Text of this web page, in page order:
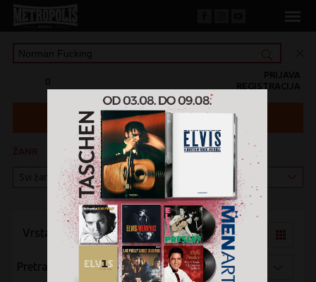
0 REGISTRACIJA
PRIJAVA
KATEGORIJA
Vrsta pregleda:
Pretraži po: